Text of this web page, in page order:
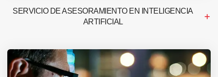
SERVICIO DE ASESORAMIENTO EN INTELIGENCIA
ARTIFICIAL